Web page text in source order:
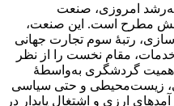
امروزی، صنعت
مطرح است. این صنعت،
رتبۀ سوم تجارت جهانی
مقام نخست را از نظر
اهمیت گردشگری به‌واسطۀ
زیست‌محیطی و حتی سیاسی
ارزی و اشتغال پایدار در